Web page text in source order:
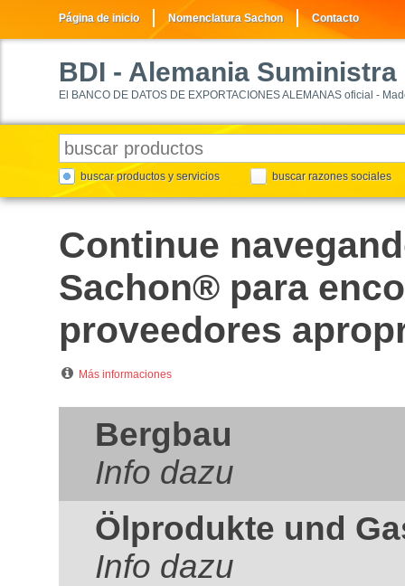
Página de inicio Nomenclatura Sachon Contacto
BDI - Alemania Suministra
El BANCO DE DATOS DE EXPORTACIONES ALEMANAS oficial -
buscar productos y servicios buscar razones sociales
Continue
Sachon® para
proveedores
Más informaciones
Bergbau
Info dazu
Ölprodukte und
Info dazu